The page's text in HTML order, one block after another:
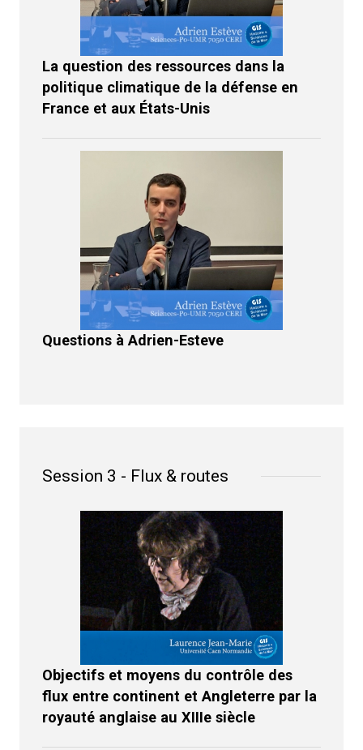
La question des ressources dans la
politique climatique de la défense en
France et aux États-Unis
Questions à Adrien-Esteve
Session 3 - Flux & routes
Objectifs et moyens du contrôle des
flux entre continent et Angleterre par la
royauté anglaise au XIIIe siècle